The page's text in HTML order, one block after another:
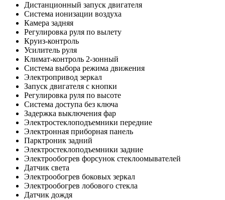
Дистанционный запуск двигателя
Система ионизации воздуха
Камера задняя
Регулировка руля по вылету
Круиз-контроль
Усилитель руля
Климат-контроль 2-зонный
Система выбора режима движения
Электропривод зеркал
Запуск двигателя с кнопки
Регулировка руля по высоте
Система доступа без ключа
Задержка выключения фар
Электростеклоподъемники передние
Электронная приборная панель
Парктроник задний
Электростеклоподъемники задние
Электрообогрев форсунок стеклоомывателей
Датчик света
Электрообогрев боковых зеркал
Электрообогрев лобового стекла
Датчик дождя